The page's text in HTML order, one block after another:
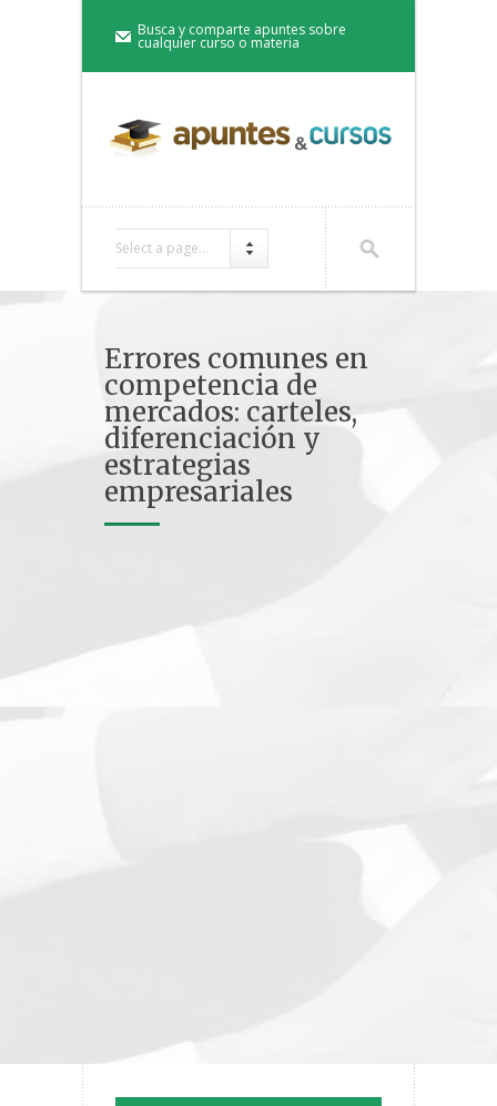
Busca y comparte apuntes sobre
cualquier curso o materia
Select a page...
Errores comunes en
competencia de
mercados: carteles,
diferenciación y
estrategias
empresariales